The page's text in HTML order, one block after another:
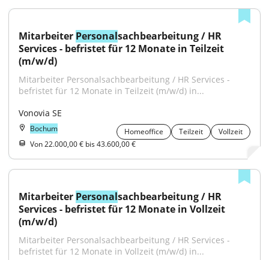
Mitarbeiter Personalsachbearbeitung / HR
Services - befristet für 12 Monate in Teilzeit
(m/w/d)
Mitarbeiter Personalsachbearbeitung / HR Services -
befristet für 12 Monate in Teilzeit (m/w/d) in...
Vonovia SE
Bochum Homeoffice Teilzeit
Vollzeit
Von 22.000,00 € bis 43.600,00 €
Mitarbeiter Personalsachbearbeitung / HR
Services - befristet für 12 Monate in Vollzeit
(m/w/d)
Mitarbeiter Personalsachbearbeitung / HR Services -
befristet für 12 Monate in Vollzeit (m/w/d) in...